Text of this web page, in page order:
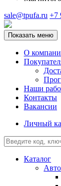
sale@tpufa.ru +7
Показать меню
О
Наши
Контакты
Вакансии
Личный
Каталог